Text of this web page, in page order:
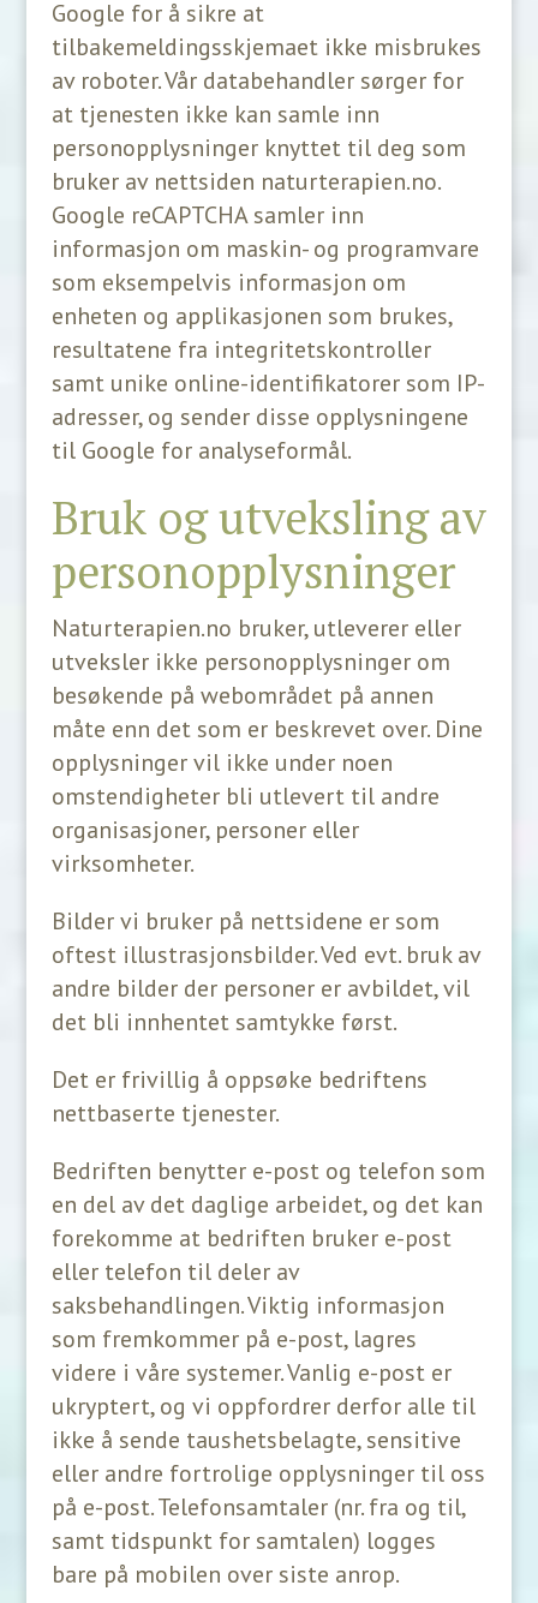
Google for å sikre at
tilbakemeldingsskjemaet ikke misbrukes
av roboter. Vår databehandler sørger for
at tjenesten ikke kan samle inn
personopplysninger knyttet til deg som
bruker av nettsiden naturterapien.no.
Google reCAPTCHA samler inn
informasjon om maskin- og programvare
som eksempelvis informasjon om
enheten og applikasjonen som brukes,
resultatene fra integritetskontroller
samt unike online-identifikatorer som IP-
adresser, og sender disse opplysningene
til Google for analyseformål.
Bruk og utveksling av
personopplysninger
Naturterapien.no bruker, utleverer eller
utveksler ikke personopplysninger om
besøkende på webområdet på annen
måte enn det som er beskrevet over. Dine
opplysninger vil ikke under noen
omstendigheter bli utlevert til andre
organisasjoner, personer eller
virksomheter.
Bilder vi bruker på nettsidene er som
oftest illustrasjonsbilder. Ved evt. bruk av
andre bilder der personer er avbildet, vil
det bli innhentet samtykke først.
Det er frivillig å oppsøke bedriftens
nettbaserte tjenester.
Bedriften benytter e-post og telefon som
en del av det daglige arbeidet, og det kan
forekomme at bedriften bruker e-post
eller telefon til deler av
saksbehandlingen. Viktig informasjon
som fremkommer på e-post, lagres
videre i våre systemer. Vanlig e-post er
ukryptert, og vi oppfordrer derfor alle til
ikke å sende taushetsbelagte, sensitive
eller andre fortrolige opplysninger til oss
på e-post. Telefonsamtaler (nr. fra og til,
samt tidspunkt for samtalen) logges
bare på mobilen over siste anrop.